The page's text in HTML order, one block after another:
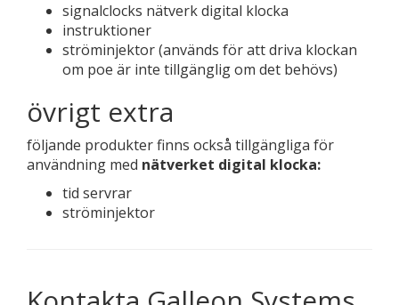
signalclocks nätverk digital klocka
instruktioner
ströminjektor (används för att driva klockan
om poe är inte tillgänglig om det behövs)
övrigt extra
följande produkter finns också tillgängliga för
användning med nätverket digital klocka:
tid servrar
ströminjektor